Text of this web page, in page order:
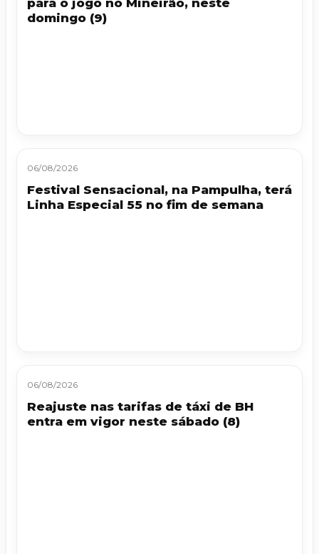
domingo (9)
06/08/2026
Festival Sensacional, na Pampulha, terá
Linha Especial 55 no fim de semana
06/08/2026
Reajuste nas tarifas de táxi de BH
entra em vigor neste sábado (8)